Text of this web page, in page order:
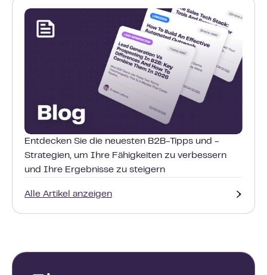
Entdecken Sie die neuesten B2B-Tipps und -
Strategien, um Ihre Fähigkeiten zu verbessern
und Ihre Ergebnisse zu steigern
Alle Artikel anzeigen